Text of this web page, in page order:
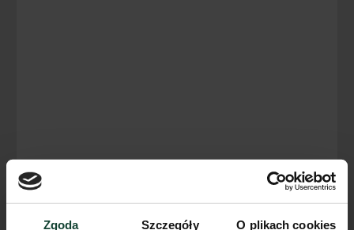
Zgoda Szczegóły O plikach cookies